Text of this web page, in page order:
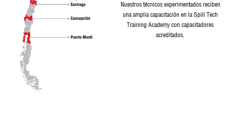
Nuestros técnicos experimentados reciben
una amplia capacitación en la Spill Tech
Training Academy con capacitadores
acreditados.